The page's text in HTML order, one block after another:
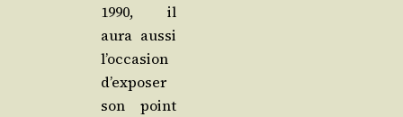
1990, il
aura aus­si
l’oc­ca­sion
d’ex­po­ser
son point